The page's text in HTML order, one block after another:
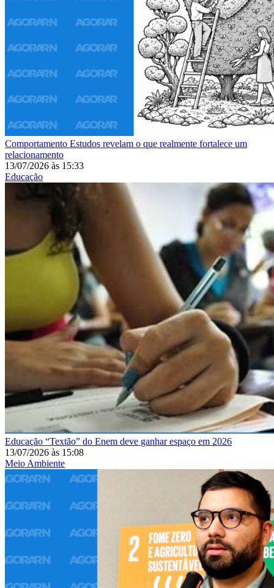
Comportamento Estudos revelam o que realmente fortalece um
relacionamento
13/07/2026 às 15:33
Educação
Educação “Textão” do Enem deve ganhar espaço em 2026
13/07/2026 às 15:08
Meio Ambiente